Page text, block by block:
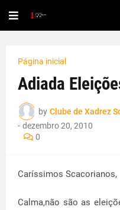
Página inicial
Adiada
by Clube de Xadrez
- dezembro 20, 2010
0
Caríssimos Scacorianos,
Calma,não são as